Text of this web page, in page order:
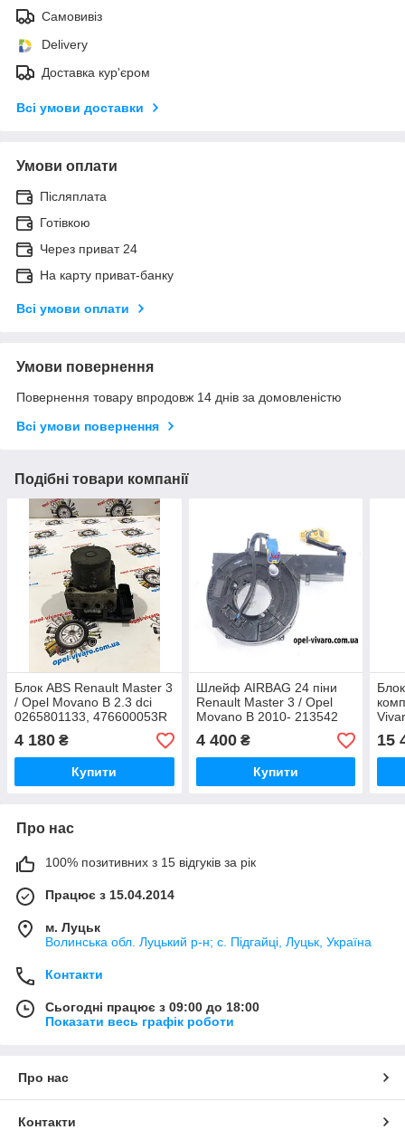
Самовивіз
Delivery
Доставка кур'єром
Всі умови доставки
Умови оплати
Післяплата
Готівкою
Через приват 24
На карту приват-банку
Всі умови оплати
Умови повернення
Повернення товару впродовж 14 днів за домовленістю
Всі умови повернення
Подібні товари компанії
Блок ABS Renault Master 3
/ Opel Movano B 2.3 dci
0265801133, 476600053R
2010- (Рено Мастер 3 /
Опель Мовано B)
4 180 ₴
Купити
Шлейф AIRBAG 24 піни
Renault Master 3 / Opel
Movano B 2010- 213542
(Рено Мастер 3 / Опель
Мовано B)
4 400₴
Купити
15
Про нас
100% позитивних з 15 відгуків за рік
Працює з 15.04.2014
м. Луцьк
Волинська обл. Луцький р-н; с. Підгайці, Луцьк, Україна
Контакти
Сьогодні працює з 09:00 до 18:00
Показати весь графік роботи
Про нас
Контакти